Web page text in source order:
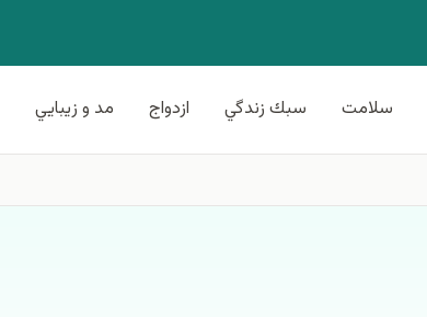
سلامت سبك زندگي ازدواج مد و زيبايي